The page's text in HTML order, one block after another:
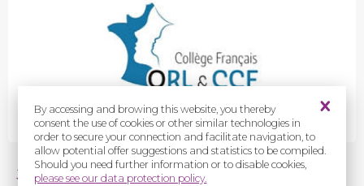
By accessing and browing this website, you thereby
consent the use of cookies or other similar technologies in
order to secure your connection and facilitate navigation, to
allow potential offer suggestions and statistics to be compiled.
Should you need further information or to disable cookies,
please see our data protection policy.
Journée du Collège Français ORL & CCF